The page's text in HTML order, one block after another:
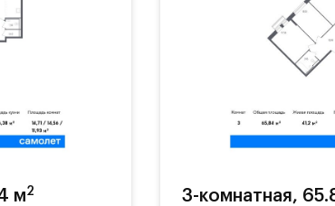
м2 3-комнатная,